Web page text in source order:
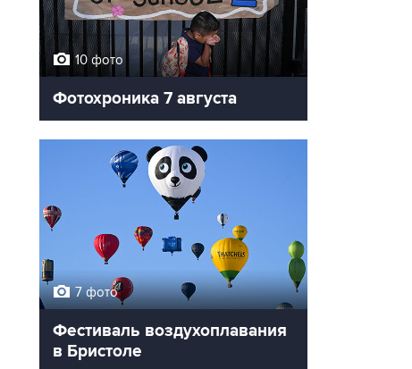
10 фото
Фотохроника 7 августа
7 фото
Фестиваль воздухоплавания
в Бристоле